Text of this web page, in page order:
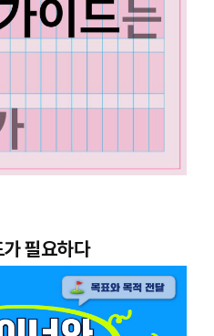
필요하다